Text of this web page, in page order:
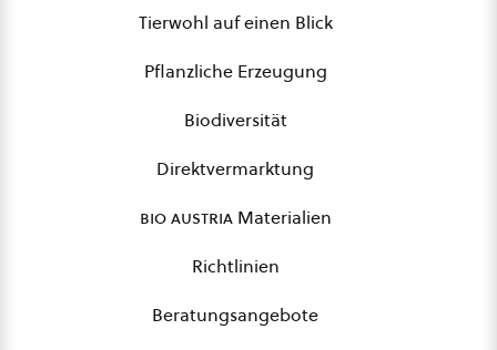
Tierwohl auf einen Blick
Pflanzliche Erzeugung
Biodiversität
Direktvermarktung
bio austriaMaterialien
Richtlinien
Beratungsangebote